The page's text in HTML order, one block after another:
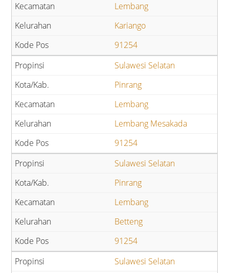
Lembang
Kariango
91254
Sulawesi Selatan
Pinrang
Lembang
Lembang Mesakada
91254
Sulawesi Selatan
Pinrang
Lembang
Betteng
91254
Sulawesi Selatan